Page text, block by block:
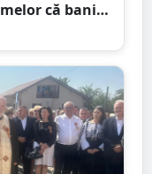
că banii